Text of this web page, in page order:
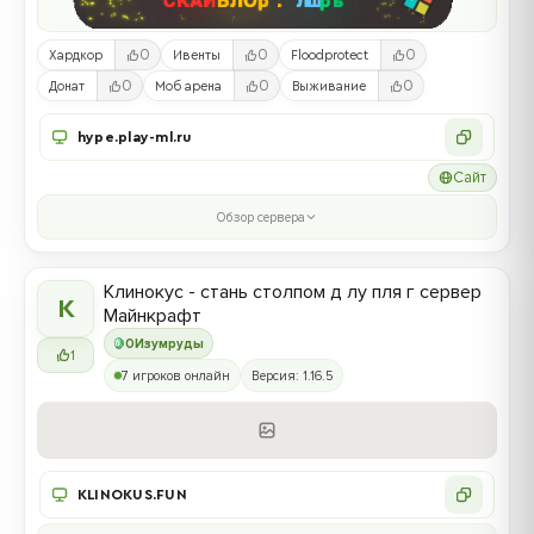
Хардкор 0 Ивенты 0 Floodprotect 0
Донат 0 Моб арена 0 Выживание 0
hype.play-ml.ru
Сайт
Обзор сервера
К
1
0Изумруды
Клинокус - стань столпом д лу пля г сервер
Майнкрафт
7 игроков онлайн Версия: 1.16.5
KLINOKUS.FUN